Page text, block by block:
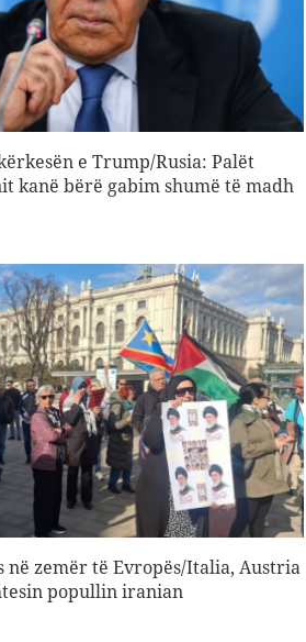
e Trump/Rusia: Palët
kanë bërë gabim shumë të madh
zemër të Evropës/Italia, Austria
popullin iranian